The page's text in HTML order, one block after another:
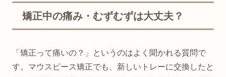
矯正中の痛み・むずむずは大丈夫？
「矯正って痛いの？」というのはよく聞かれる質問で
す。マウスピース矯正でも、新しいトレーに交換したと